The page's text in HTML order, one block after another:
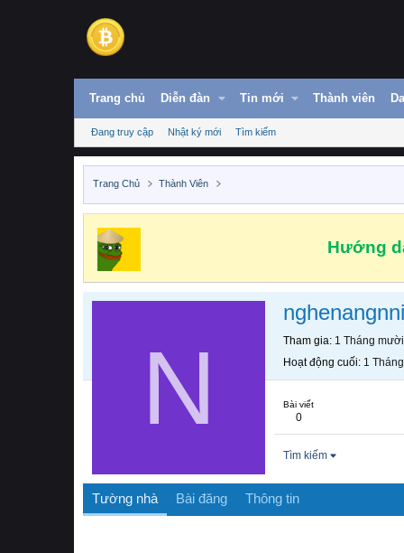
Trang chủ Diễn đàn Tin mới Thành viên
Đang truy cập Nhật ký mới Tìm kiếm
Trang Chủ Thành Viên
Hướng
N
nghenangnni
Tham gia 1 Tháng
Hoạt động cuối 1
Bài viết
0
Tìm kiếm
Tường nhà Bài đăng Thông tin